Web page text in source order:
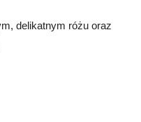
delikatnym różu oraz